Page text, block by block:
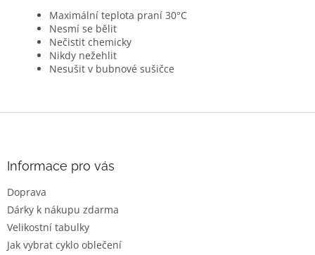
Maximální teplota praní 30°C
Nesmí se bělit
Nečistit chemicky
Nikdy nežehlit
Nesušit v bubnové sušičce
Informace pro vás
Doprava
Dárky k nákupu zdarma
Velikostní tabulky
Jak vybrat cyklo oblečení